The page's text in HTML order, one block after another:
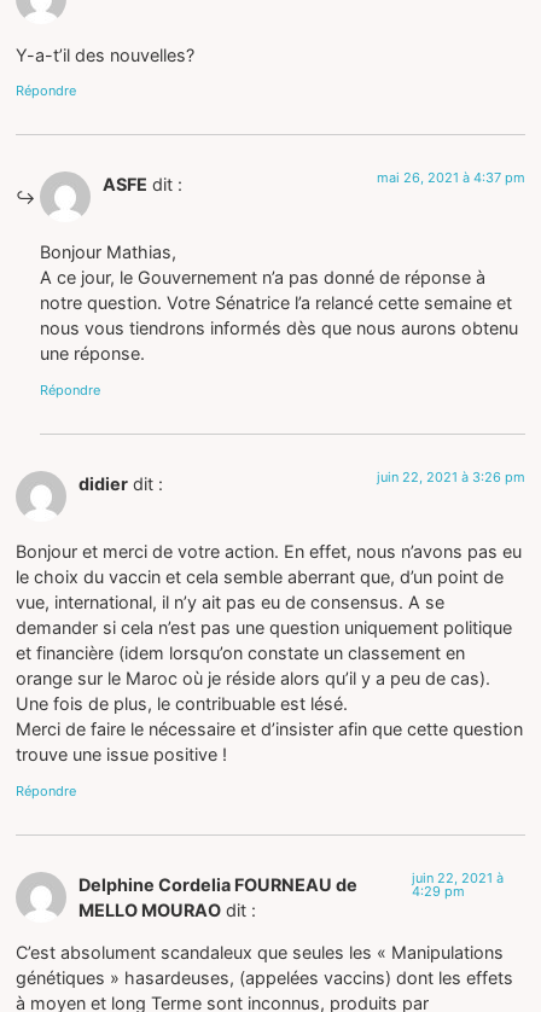
Y-a-t’il des nouvelles?
Répondre
ASFE dit : mai 26, 2021 à 4:37 pm
Bonjour Mathias,
A ce jour, le Gouvernement n’a pas donné de réponse à
notre question. Votre Sénatrice l’a relancé cette semaine et
nous vous tiendrons informés dès que nous aurons obtenu
une réponse.
Répondre
didier dit : juin 22, 2021 à 3:26 pm
Bonjour et merci de votre action. En effet, nous n’avons pas eu
le choix du vaccin et cela semble aberrant que, d’un point de
vue, international, il n’y ait pas eu de consensus. A se
demander si cela n’est pas une question uniquement politique
et financière (idem lorsqu’on constate un classement en
orange sur le Maroc où je réside alors qu’il y a peu de cas).
Une fois de plus, le contribuable est lésé.
Merci de faire le nécessaire et d’insister afin que cette question
trouve une issue positive !
Répondre
Delphine Cordelia FOURNEAU de
MELLO MOURAO dit :
juin 22, 2021 à
4:29 pm
C’est absolument scandaleux que seules les « Manipulations
génétiques » hasardeuses, (appelées vaccins) dont les effets
à moyen et long Terme sont inconnus, produits par